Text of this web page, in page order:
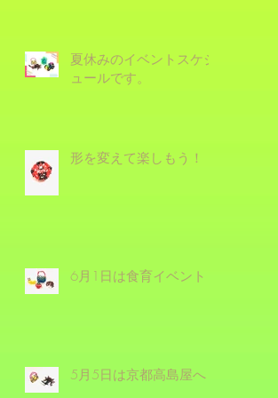
夏休みのイベントスケジ
ュールです。
形を変えて楽しもう！
6月1日は食育イベント！
5月5日は京都高島屋へ！